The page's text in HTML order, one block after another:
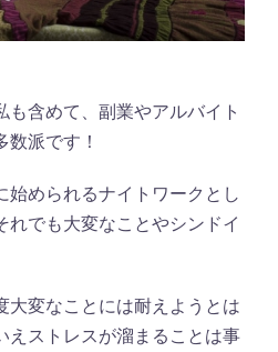
も含めて、副業やアルバイト
派です！
始められるナイトワークとし
れでも大変なことやシンドイ
大変なことには耐えようとは
えストレスが溜まることは事